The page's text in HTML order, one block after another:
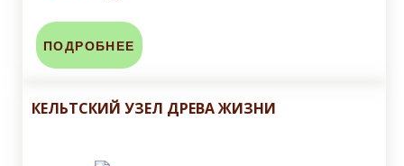
ПОДРОБНЕЕ
КЕЛЬТСКИЙ УЗЕЛ ДРЕВА ЖИЗНИ